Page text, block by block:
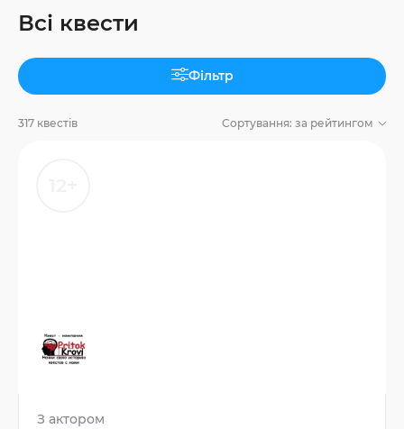
Всі квести
Фільтр
317 квестів Сортування: за рейтингом
З актором